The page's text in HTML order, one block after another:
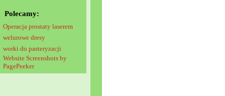
Polecamy:
Operacja prostaty laserem
welurowe dresy
worki do pasteryzacji
Website Screenshots by
PagePeeker